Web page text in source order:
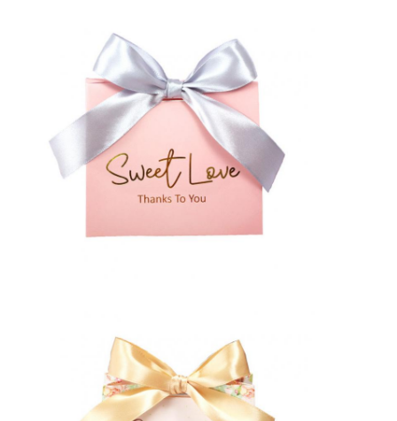
opvouwbare papieren doos
toonbank
Kleinschappen voor de winkel
Kleefkleefmerk
Gezichtsmasker Verpakkende Zak